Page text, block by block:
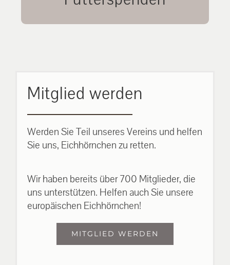
unsere Eichhörnchen.
Mitglied werden
Werden Sie Teil unseres Vereins und helfen
Sie uns, Eichhörnchen zu retten.
Wir haben bereits über 700 Mitglieder, die
uns unterstützen. Helfen auch Sie unsere
europäischen Eichhörnchen!
MITGLIED WERDEN